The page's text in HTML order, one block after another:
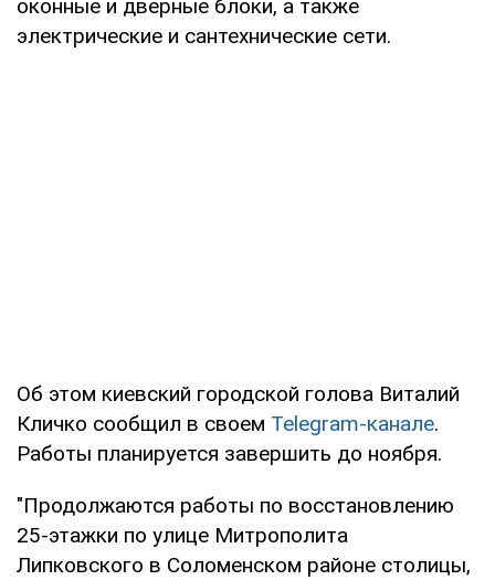
оконные и дверные блоки, а также
электрические и сантехнические сети.
Об этом киевский городской голова Виталий
Кличко сообщил в своем Telegram-канале.
Работы планируется завершить до ноября.
"Продолжаются работы по восстановлению
25-этажки по улице Митрополита
Липковского в Соломенском районе столицы,